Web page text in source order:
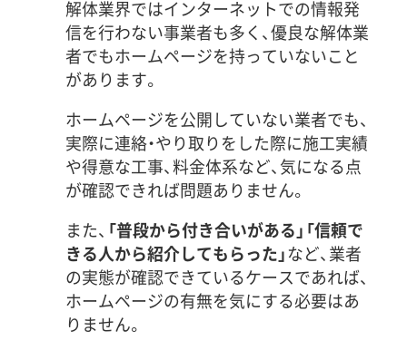
解体業界ではインターネットでの情報発
信を行わない事業者も多く、優良な解体業
者でもホームページを持っていないこと
があります。
ホームページを公開していない業者でも、
実際に連絡・やり取りをした際に施工実績
や得意な工事、料金体系など、気になる点
が確認できれば問題ありません。
また、 「普段から付き合いがある」「信頼で
きる人から紹介してもらった」など、業者
の実態が確認できているケースであれば、
ホームページの有無を気にする必要はあ
りません。